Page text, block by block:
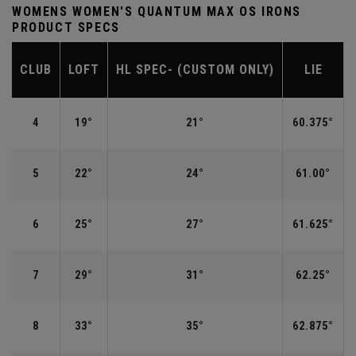
WOMENS WOMEN'S QUANTUM MAX OS IRONS
PRODUCT SPECS
CLUB LOFT HL SPEC- (CUSTOM ONLY) LIE
4 19° 21° 60.375°
5 22° 24° 61.00°
6 25° 27° 61.625°
7 29° 31° 62.25°
8 33° 35° 62.875°